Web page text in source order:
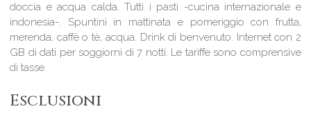
doccia e acqua calda. Tutti i pasti -cucina internazionale e
indonesia-. Spuntini in mattinata e pomeriggio con frutta,
merenda, caffè o tè, acqua. Drink di benvenuto. Internet con 2
GB di dati per soggiorni di 7 notti. Le tariffe sono comprensive
di tasse.
Esclusioni